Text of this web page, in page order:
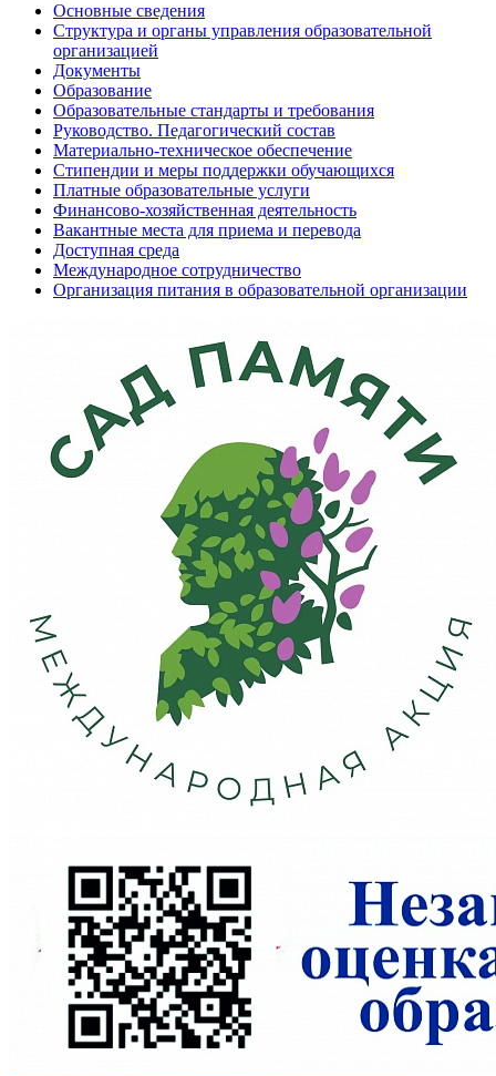
Основные сведения
Структура и органы управления образовательной
организацией
Документы
Образование
Образовательные стандарты и требования
Руководство. Педагогический состав
Материально-техническое обеспечение
Стипендии и меры поддержки обучающихся
Платные образовательные услуги
Финансово-хозяйственная деятельность
Вакантные места для приема и перевода
Доступная среда
Международное сотрудничество
Организация питания в образовательной организации